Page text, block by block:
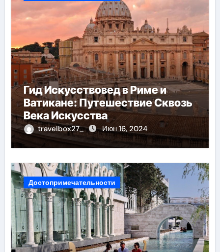
Гид Искусствовед в Риме и
Ватикане: Путешествие Сквозь
Века Искусства
travelbox27_ Июн 16, 2024
Достопримечательности